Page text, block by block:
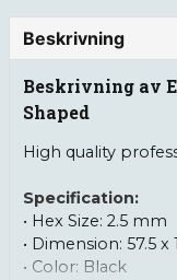
Beskrivning
Beskrivning av
Shaped
High quality
Specification:
• Hex Size: 2.5 mm
• Dimension: 57.5 x
• Color: Black